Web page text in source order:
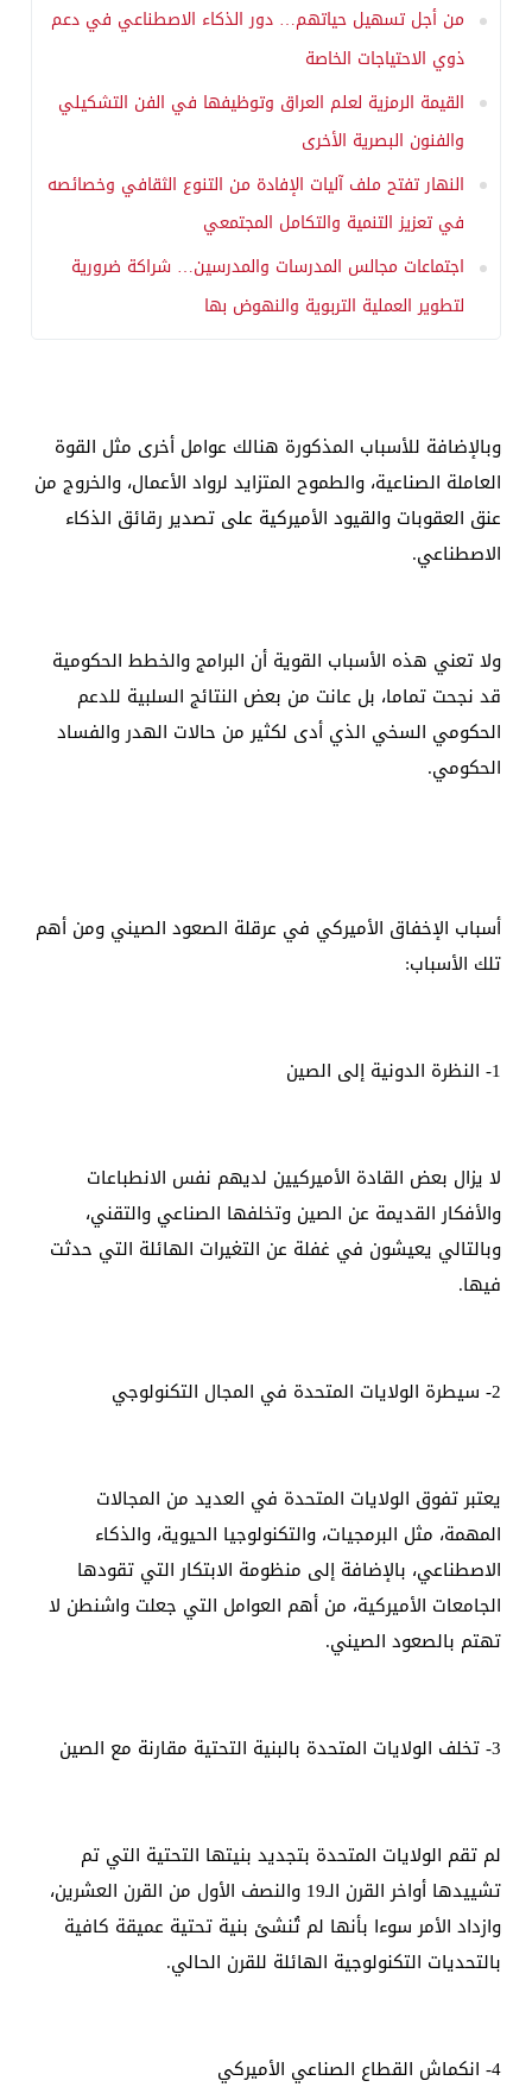
من أجل تسهيل حياتهم… دور الذكاء الاصطناعي في دعم
ذوي الاحتياجات الخاصة
القيمة الرمزية لعلم العراق وتوظيفها في الفن التشكيلي
والفنون البصرية الأخرى
النهار تفتح ملف آليات الإفادة من التنوع الثقافي وخصائصه
في تعزيز التنمية والتكامل المجتمعي
اجتماعات مجالس المدرسات والمدرسين… شراكة ضرورية
لتطوير العملية التربوية والنهوض بها
وبالإضافة للأسباب المذكورة هنالك عوامل أخرى مثل القوة
العاملة الصناعية، والطموح المتزايد لرواد الأعمال، والخروج من
عنق العقوبات والقيود الأميركية على تصدير رقائق الذكاء
الاصطناعي.
ولا تعني هذه الأسباب القوية أن البرامج والخطط الحكومية
قد نجحت تماما، بل عانت من بعض النتائج السلبية للدعم
الحكومي السخي الذي أدى لكثير من حالات الهدر والفساد
الحكومي.
أسباب الإخفاق الأميركي في عرقلة الصعود الصيني ومن أهم
تلك الأسباب:
1- النظرة الدونية إلى الصين
لا يزال بعض القادة الأميركيين لديهم نفس الانطباعات
والأفكار القديمة عن الصين وتخلفها الصناعي والتقني،
وبالتالي يعيشون في غفلة عن التغيرات الهائلة التي حدثت
فيها.
2- سيطرة الولايات المتحدة في المجال التكنولوجي
يعتبر تفوق الولايات المتحدة في العديد من المجالات
المهمة، مثل البرمجيات، والتكنولوجيا الحيوية، والذكاء
الاصطناعي، بالإضافة إلى منظومة الابتكار التي تقودها
الجامعات الأميركية، من أهم العوامل التي جعلت واشنطن لا
تهتم بالصعود الصيني.
3- تخلف الولايات المتحدة بالبنية التحتية مقارنة مع الصين
لم تقم الولايات المتحدة بتجديد بنيتها التحتية التي تم
تشييدها أواخر القرن الـ19 والنصف الأول من القرن العشرين،
وازداد الأمر سوءا بأنها لم تُنشئ بنية تحتية عميقة كافية
بالتحديات التكنولوجية الهائلة للقرن الحالي.
4- انكماش القطاع الصناعي الأميركي